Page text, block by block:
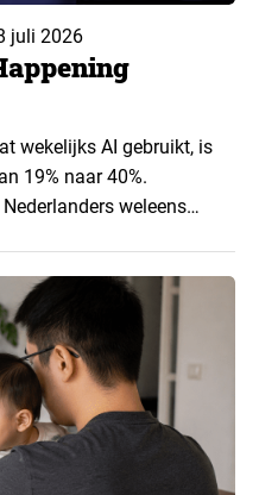
juli 2026
wekelijks AI gebruikt, is
19% naar 40%.
weleens
& AI? 2026, het
onderzoek &